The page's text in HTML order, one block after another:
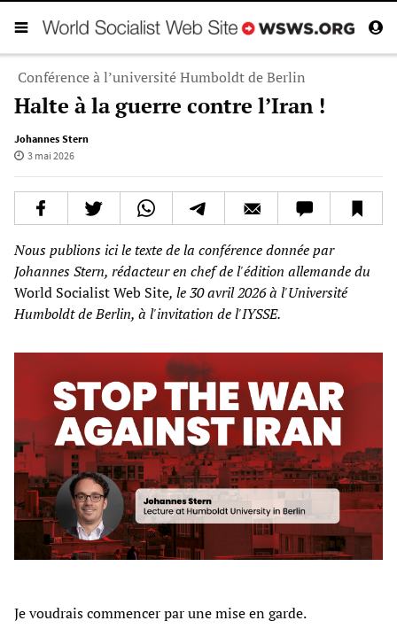
Conférence à l’université Humboldt de Berlin
Halte à la guerre contre l’Iran !
Johannes Stern
3 mai 2026
Nous publions ici le texte de la conférence donnée par
Johannes Stern, rédacteur en chef de l'édition allemande du
World Socialist Web Site, le 30 avril 2026 à l'Université
Humboldt de Berlin, à l'invitation de l'IYSSE.
Je voudrais commencer par une mise en garde.